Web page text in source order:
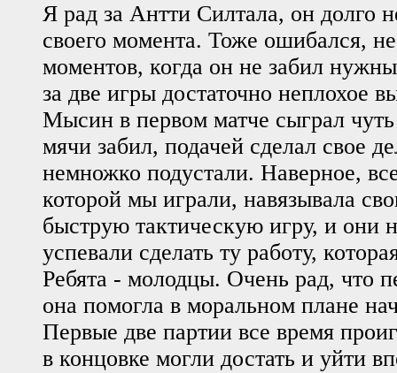
Я рад за Антти Силтала, он долго
своего момента. Тоже ошибался,
моментов, когда он не забил
за две игры достаточно неплохое
Мысин в первом матче сыграл
мячи забил, подачей сделал свое
немножко подустали. Наверное,
которой мы играли, навязывала
быструю тактическую игру, и они
успевали сделать ту работу,
Ребята - молодцы. Очень рад, что
она помогла в моральном плане
Первые две партии все время
в концовке могли достать и уйти